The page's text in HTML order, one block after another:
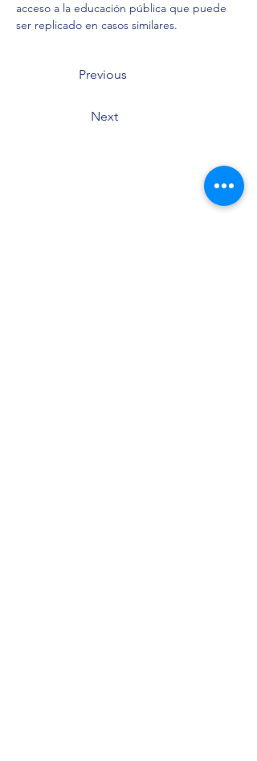
acceso a la educación pública que puede
ser replicado en casos similares.
Previous
Next